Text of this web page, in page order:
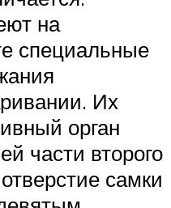
на
специальные
Их
орган
части второго
самки